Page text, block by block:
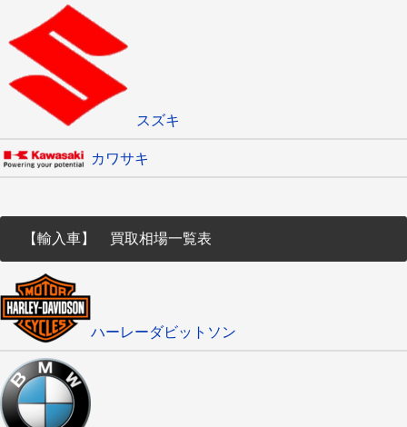
スズキ
カワサキ
【輸入車】 買取相場一覧表
ハーレーダビットソン